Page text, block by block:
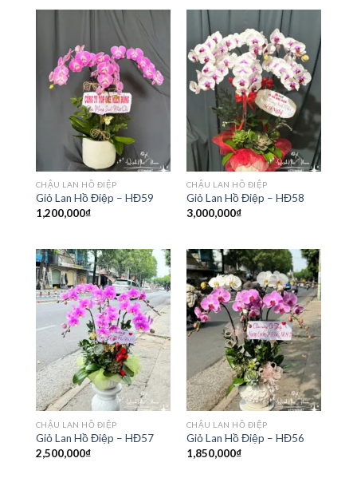
CHẬU LAN HỒ ĐIỆP
Giỏ Lan Hồ Điệp – HĐ59
1,200,000₫
CHẬU LAN HỒ ĐIỆP
Giỏ Lan Hồ Điệp – HĐ58
3,000,000₫
CHẬU LAN HỒ ĐIỆP
Giỏ Lan Hồ Điệp – HĐ57
2,500,000₫
CHẬU LAN HỒ ĐIỆP
Giỏ Lan Hồ Điệp – HĐ56
1,850,000₫